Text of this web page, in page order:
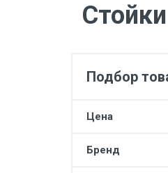
Подбор
Цена
Бренд